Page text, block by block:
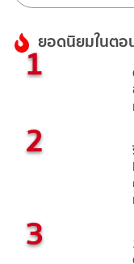
ยอดนิยมในตอ
1
2
3